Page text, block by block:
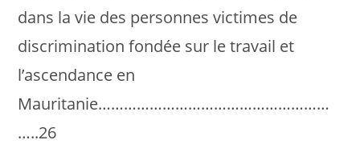
dans la vie des personnes victimes de
discrimination fondée sur le travail et
l’ascendance en
Mauritanie………………………………………………
…..26